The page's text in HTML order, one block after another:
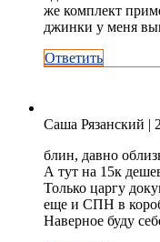
же комплект
джинки у меня
Ответить
Саша Рязанский |
блин, давно
А тут на 15к
Только царгу
еще и СПН в
Наверное буду